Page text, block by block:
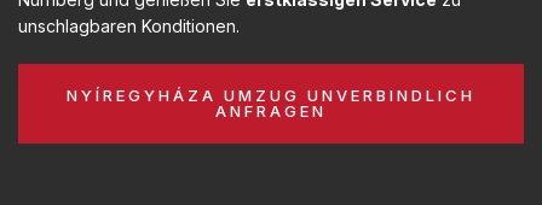
unschlagbaren Konditionen.
NYÍREGYHÁZA UMZUG UNVERBINDLICH
ANFRAGEN